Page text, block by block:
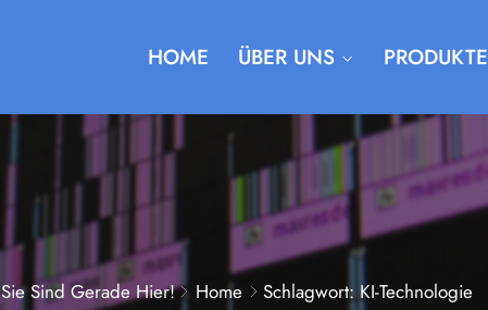
HOME ÜBER UNS PRODUKTE
Sie Sind Gerade Hier! Home Schlagwort: KI-Technologie